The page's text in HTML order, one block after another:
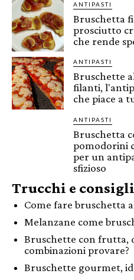
ANTIPASTI
Bruschetta
prosciutto
che rende
ANTIPASTI
Bruschette
filanti,
che piace a
ANTIPASTI
Bruschetta
pomodorini
per un
sfizioso
Trucchi e consigli
Come fare bruschetta
Melanzane come
Bruschette con frutta,
combinazioni provare?
Bruschette gourmet,